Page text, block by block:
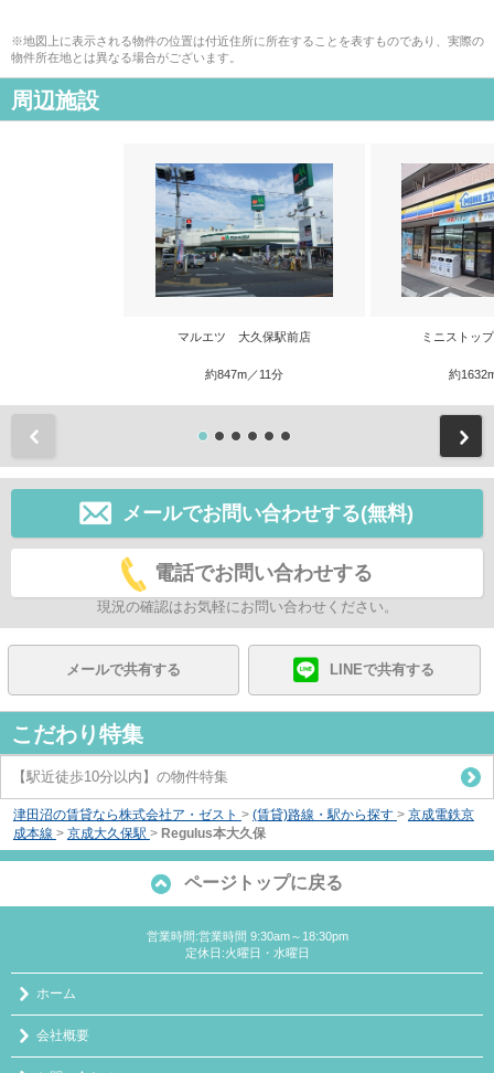
※地図上に表示される物件の位置は付近住所に所在することを表すものであり、実際の
物件所在地とは異なる場合がございます。
周辺施設
マルエツ 大久保駅前店
約847m／11分
ミニストッ
約
メールでお問い合わせする(無料)
電話でお問い合わせする
現況の確認はお気軽にお問い合わせください。
メールで共有する LINEで共有する
こだわり特集
【駅近徒歩10分以内】の物件特集
津田沼の賃貸なら株式会社ア・ゼスト > (賃貸)路線・駅から探す > 京成電鉄京
成本線 > 京成大久保駅 > Regulus本大久保
ページトップに戻る
営業時間:営業時間 9:30am～18:30pm
定休日:火曜日・水曜日
ホーム
会社概要